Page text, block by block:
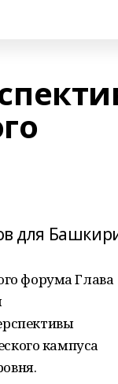
для
форума Глава
кампуса